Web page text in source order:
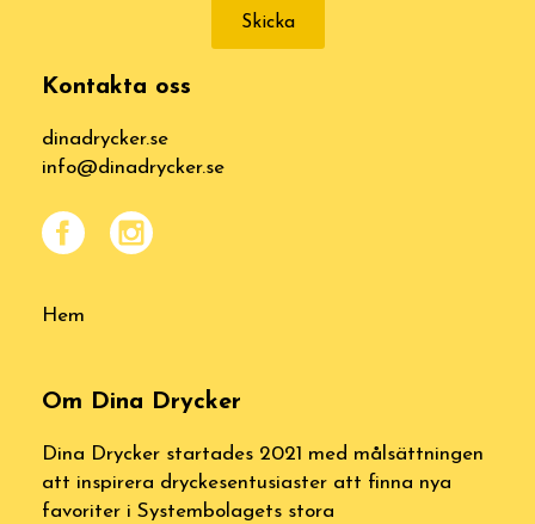
Skicka
Kontakta oss
dinadrycker.se
info@dinadrycker.se
Hem
Om Dina Drycker
Dina Drycker startades 2021 med målsättningen
att inspirera dryckesentusiaster att finna nya
favoriter i Systembolagets stora